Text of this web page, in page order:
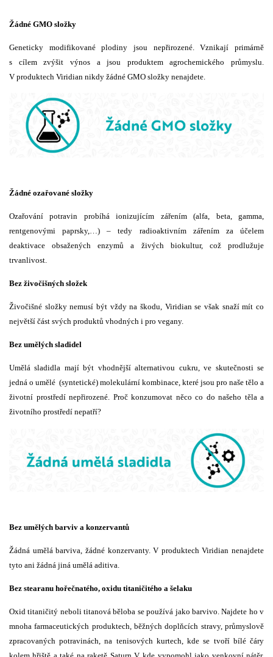
Žádné GMO složky
Geneticky modifikované plodiny jsou nepřirozené. Vznikají primárně
s cílem zvýšit výnos a jsou produktem agrochemického průmyslu.
V produktech Viridian nikdy žádné GMO složky nenajdete.
Žádné ozařované složky
Ozařování potravin probíhá ionizujícím zářením (alfa, beta, gamma,
rentgenovými paprsky,…) – tedy radioaktivním zářením za účelem
deaktivace obsažených enzymů a živých biokultur, což prodlužuje
trvanlivost.
Bez živočišných složek
Živočišné složky nemusí být vždy na škodu, Viridian se však snaží mít co
největší část svých produktů vhodných i pro vegany.
Bez umělých sladidel
Umělá sladidla mají být vhodnější alternativou cukru, ve skutečnosti se
jedná o umělé (syntetické) molekulární kombinace, které jsou pro naše tělo a
životní prostředí nepřirozené. Proč konzumovat něco co do našeho těla a
životního prostředí nepatří?
Bez umělých barviv a konzervantů
Žádná umělá barviva, žádné konzervanty. V produktech Viridian nenajdete
tyto ani žádná jiná umělá aditiva.
Bez stearanu hořečnatého, oxidu titaničitého a šelaku
Oxid titaničitý neboli titanová běloba se používá jako barvivo. Najdete ho v
mnoha farmaceutických produktech, běžných doplňcích stravy, průmyslově
zpracovaných potravinách, na tenisových kurtech, kde se tvoří bílé čáry